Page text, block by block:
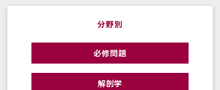
分野別
必修問題
解剖学